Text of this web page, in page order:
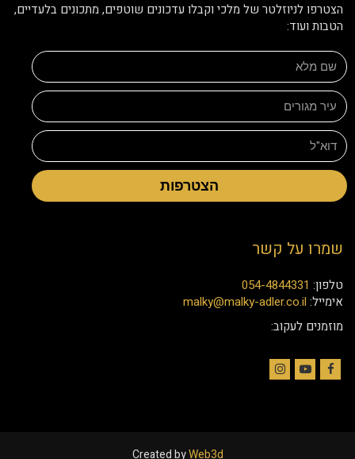
הצטרפו לניוזלטר של מלכי וקבלו עדכונים שוטפים, מתכונים בלעדיים,
הטבות ועוד:
הצטרפות
שמרו על קשר
טלפון: 054-4844331
אימייל: malky@malky-adler.co.il
מוזמנים לעקוב:
Created byWeb3d